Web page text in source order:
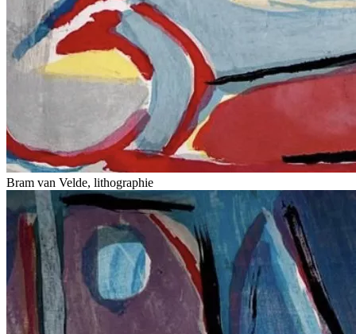
Bram van Velde, lithographie